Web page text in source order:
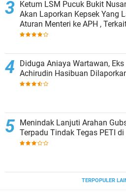
Ketum LSM Pucuk Bukit
Akan Laporkan Kepsek Yang
Aturan Menteri ke APH , Terkait
Revitalisasi Sekolah
Diduga Aniaya Wartawan,
Achirudin Hasibuan
Menindak Lanjuti Arahan
Terpadu Tindak Tegas
TERPOPULER